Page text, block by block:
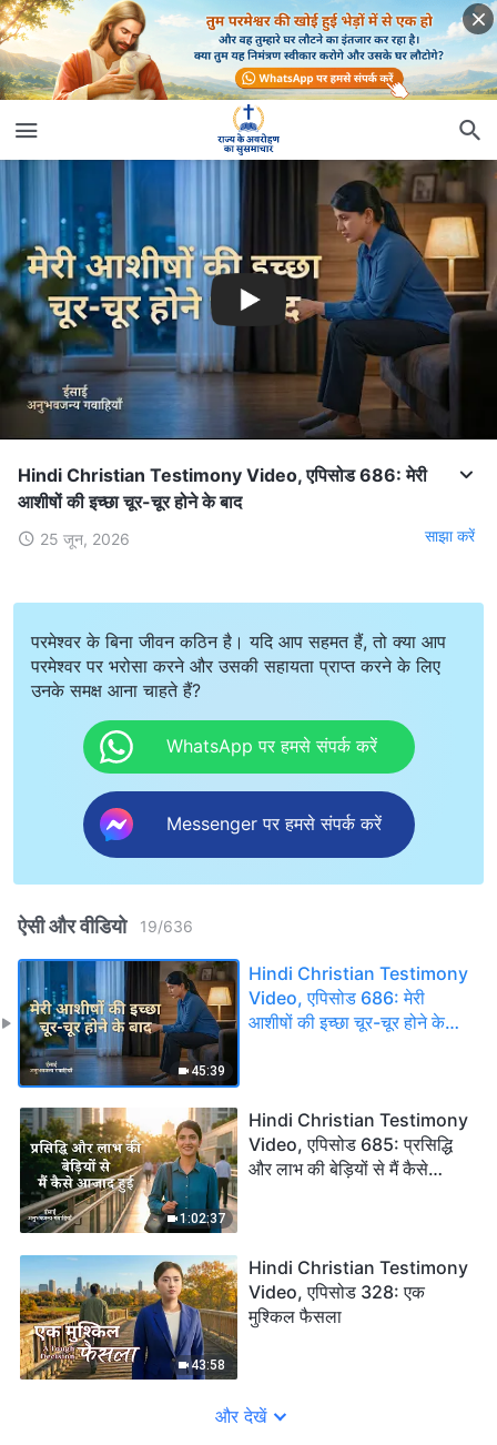
Hindi Christian Testimony Video, एपिसोड 686: मेरी
आशीषों की इच्छा चूर-चूर होने के बाद
25 जून, 2026 साझा करें
परमेश्वर के बिना जीवन कठिन है। यदि आप सहमत हैं, तो क्या आप
परमेश्वर पर भरोसा करने और उसकी सहायता प्राप्त करने के लिए
उनके समक्ष आना चाहते हैं?
WhatsApp पर हमसे संपर्क करें
Messenger पर हमसे संपर्क करें
ऐसी और वीडियो 19/636
45:39
Hindi Christian Testimony
Video, एपिसोड 686: मेरी
आशीषों की इच्छा चूर-चूर होने के
1:02:37
Hindi Christian Testimony
Video, एपिसोड 685: प्रसिद्धि
और लाभ की बेड़ियों से मैं कैसे
43:58
Hindi Christian Testimony
Video, एपिसोड 328: एक
मुश्किल फैसला
और देखें